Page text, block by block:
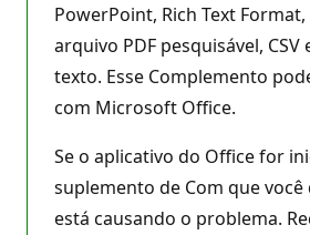
PowerPoint, Rich Text Format,
arquivo PDF pesquisável,
texto. Esse Complemento
com Microsoft Office.
Se o aplicativo do Office for
suplemento de Com que você
está causando o problema.